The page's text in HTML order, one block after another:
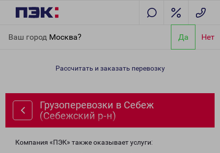
Ваш город Москва? Да Нет
н)
Рассчитать и заказать перевозку
Грузоперевозки в Себеж
(Себежский р-н)
Компания «ПЭК» также оказывает услуги: